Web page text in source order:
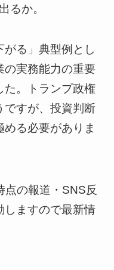
るか。
がる」典型例とし
の実務能力の重要
た。トランプ政権
ですが、投資判断
る必要がありま
点の報道・SNS反
しますので最新情